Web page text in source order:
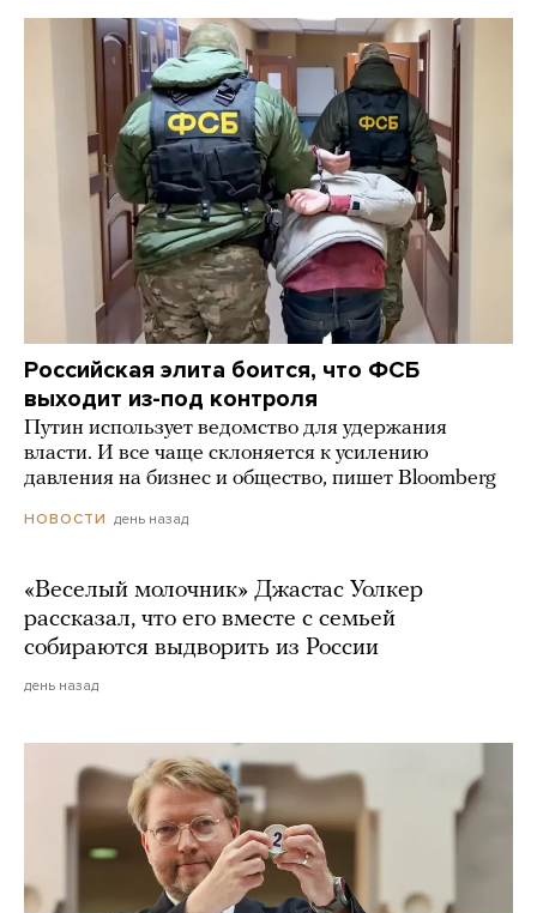
Российская элита боится, что ФСБ
выходит из-под контроля
Путин использует ведомство для удержания
власти. И все чаще склоняется к усилению
давления на бизнес и общество, пишет Bloomberg
НОВОСТИ день назад
«Веселый молочник» Джастас Уолкер
рассказал, что его вместе с семьей
собираются выдворить из России
день назад